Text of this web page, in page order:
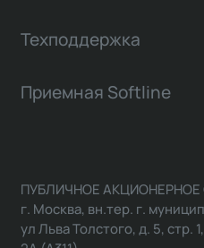
Техподдержка
Приемная Softline
ПУБЛИЧНОЕ
г. Москва, вн.тер. г.
ул Льва Толстого, д. 5, стр.